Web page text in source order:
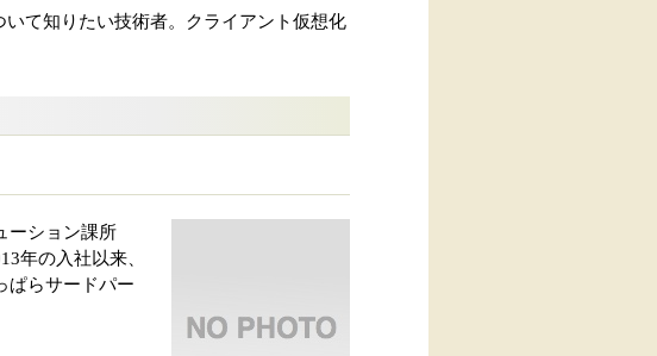
て知りたい技術者。クライアント仮想化
ーション課所
年の入社以来、
ぱらサードパー